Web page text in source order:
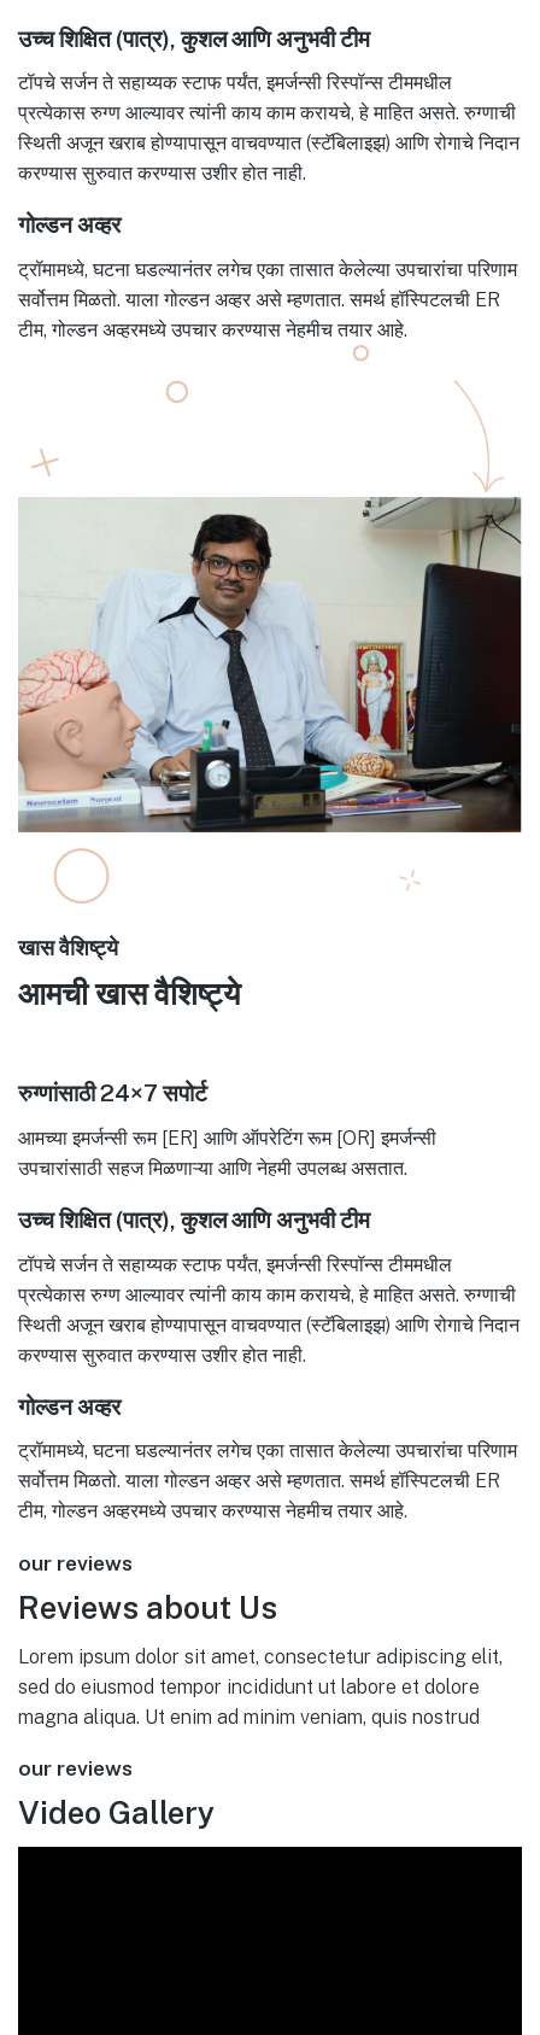
उच्च शिक्षित (पात्र), कुशल आणि अनुभवी टीम
टॉपचे सर्जन ते सहाय्यक स्टाफ पर्यंत, इमर्जन्सी रिस्पॉन्स टीममधील
प्रत्येकास रुग्ण आल्यावर त्यांनी काय काम करायचे, हे माहित असते. रुग्णाची
स्थिती अजून खराब होण्यापासून वाचवण्यात (स्टॅबिलाइझ) आणि रोगाचे निदान
करण्यास सुरुवात करण्यास उशीर होत नाही.
गोल्डन अव्हर
ट्रॉमामध्ये, घटना घडल्यानंतर लगेच एका तासात केलेल्या उपचारांचा परिणाम
सर्वोत्तम मिळतो. याला गोल्डन अव्हर असे म्हणतात. समर्थ हॉस्पिटलची ER
टीम, गोल्डन अव्हरमध्ये उपचार करण्यास नेहमीच तयार आहे.
खास वैशिष्ट्ये
आमची खास वैशिष्ट्ये
रुग्णांसाठी 24×7 सपोर्ट
आमच्या इमर्जन्सी रूम [ER] आणि ऑपरेटिंग रूम [OR] इमर्जन्सी
उपचारांसाठी सहज मिळणाऱ्या आणि नेहमी उपलब्ध असतात.
उच्च शिक्षित (पात्र), कुशल आणि अनुभवी टीम
टॉपचे सर्जन ते सहाय्यक स्टाफ पर्यंत, इमर्जन्सी रिस्पॉन्स टीममधील
प्रत्येकास रुग्ण आल्यावर त्यांनी काय काम करायचे, हे माहित असते. रुग्णाची
स्थिती अजून खराब होण्यापासून वाचवण्यात (स्टॅबिलाइझ) आणि रोगाचे निदान
करण्यास सुरुवात करण्यास उशीर होत नाही.
गोल्डन अव्हर
ट्रॉमामध्ये, घटना घडल्यानंतर लगेच एका तासात केलेल्या उपचारांचा परिणाम
सर्वोत्तम मिळतो. याला गोल्डन अव्हर असे म्हणतात. समर्थ हॉस्पिटलची ER
टीम, गोल्डन अव्हरमध्ये उपचार करण्यास नेहमीच तयार आहे.
our reviews
Reviews about Us
Lorem ipsum dolor sit amet, consectetur adipiscing elit,
sed do eiusmod tempor incididunt ut labore et dolore
magna aliqua. Ut enim ad minim veniam, quis nostrud
our reviews
Video Gallery